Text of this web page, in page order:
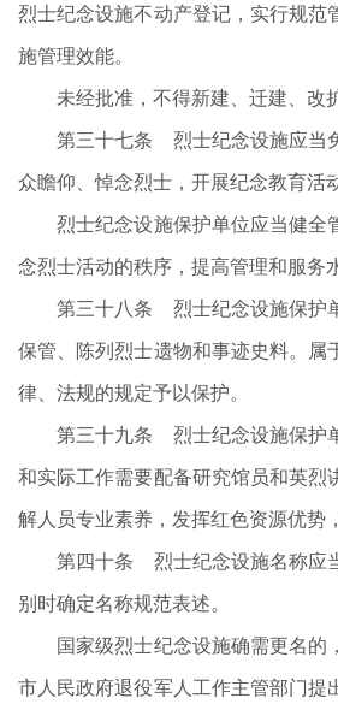
烈士纪念设施不动产登记，实行规范
施管理效能。
未经批准，不得新建、迁建、改扩
第三十七条 烈士纪念设施应当
众瞻仰、悼念烈士，开展纪念教育活动
烈士纪念设施保护单位应当健全
念烈士活动的秩序，提高管理和服务
第三十八条 烈士纪念设施保护单
保管、陈列烈士遗物和事迹史料。属
律、法规的规定予以保护。
第三十九条 烈士纪念设施保护
和实际工作需要配备研究馆员和英烈
解人员专业素养，发挥红色资源优势
第四十条 烈士纪念设施名称应
别时确定名称规范表述。
国家级烈士纪念设施确需更名的
市人民政府退役军人工作主管部门提